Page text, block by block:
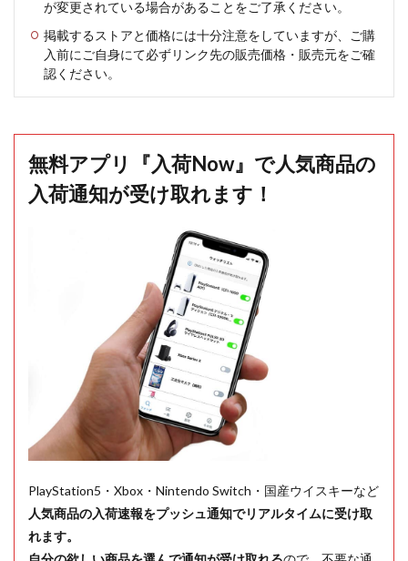
が変更されている場合があることをご了承ください。
掲載するストアと価格には十分注意をしていますが、ご購
入前にご自身にて必ずリンク先の販売価格・販売元をご確
認ください。
無料アプリ『入荷Now』で人気商品の
入荷通知が受け取れます！
PlayStation5・Xbox・Nintendo Switch・国産ウイスキーなど
人気商品の入荷速報をプッシュ通知でリアルタイムに受け取
れます。